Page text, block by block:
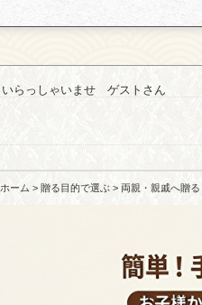
いらっしゃいませ ゲストさん
ホーム > 贈る目的で選ぶ > 両親・親戚へ贈る